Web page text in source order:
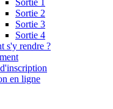
Sortie 2
Sortie 3
Sortie 4
s'y rendre ?
en ligne